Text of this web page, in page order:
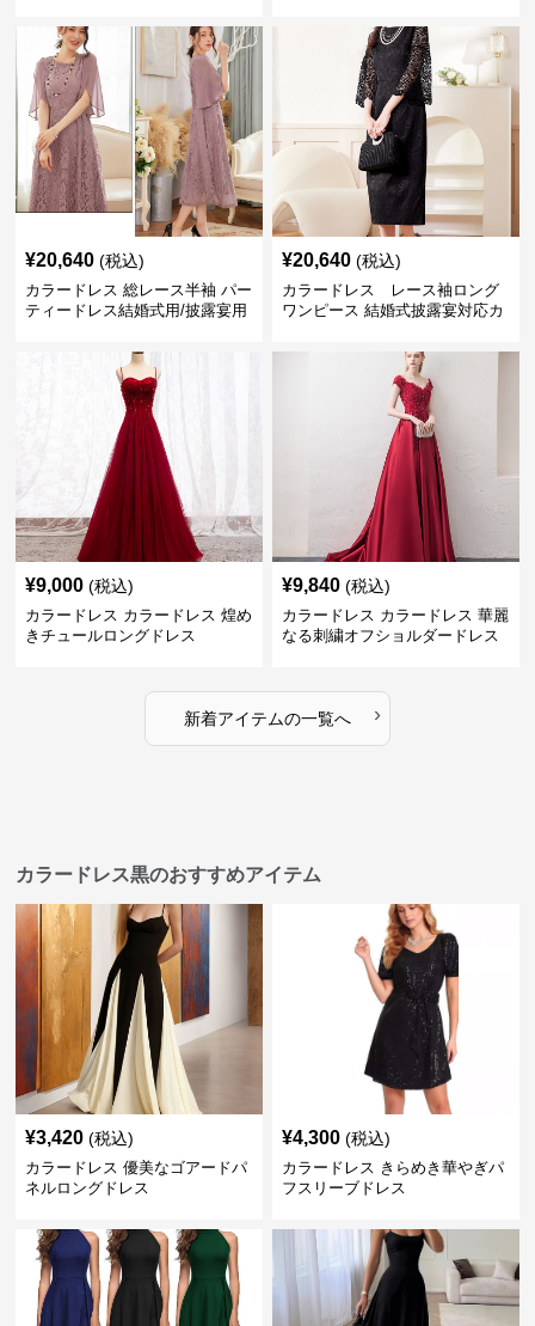
¥20,640 (税込)
カラードレス 総レース半袖 パー
ティードレス結婚式用/披露宴用
¥20,640 (税込)
カラードレス レース袖ロング
ワンピース 結婚式披露宴対応カ
¥9,000 (税込)
カラードレス カラードレス 煌め
きチュールロングドレス
¥9,840 (税込)
カラードレス カラードレス 華麗
なる刺繍オフショルダードレス
新着アイテムの一覧へ ›
カラードレス黒のおすすめアイテム
¥3,420 (税込)
カラードレス 優美なゴアードパ
ネルロングドレス
¥4,300 (税込)
カラードレス きらめき華やぎパ
フスリーブドレス